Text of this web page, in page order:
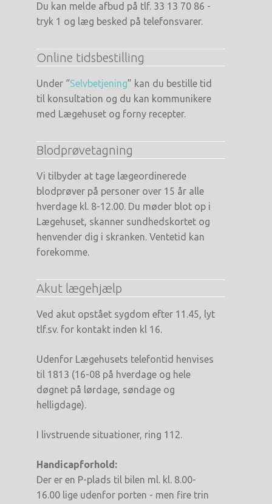
Du kan melde afbud på tlf. 33 13 70 86 -
tryk 1 og læg besked på telefonsvarer.
Online tidsbestilling
Under “Selvbetjening” kan du bestille tid
til konsultation og du kan kommunikere
med Lægehuset og forny recepter.
Blodprøvetagning
Vi tilbyder at tage lægeordinerede
blodprøver på personer over 15 år alle
hverdage kl. 8-12.00. Du møder blot op i
Lægehuset, skanner sundhedskortet og
henvender dig i skranken. Ventetid kan
forekomme.
Akut lægehjælp
Ved akut opstået sygdom efter 11.45, lyt
tlf.sv. for kontakt inden kl 16.
Udenfor Lægehusets telefontid henvises
til 1813 (16-08 på hverdage og hele
døgnet på lørdage, søndage og
helligdage).
I livstruende situationer, ring 112.
Handicapforhold:
Der er en P-plads til bilen ml. kl. 8.00-
16.00 lige udenfor porten - men fire trin